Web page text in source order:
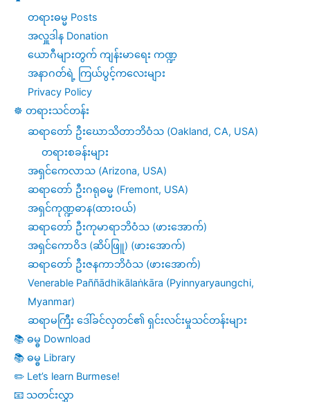
တရားဓမ္မ Posts
အလှူဒါန Donation
ယောဂီများတွက် ကျန်းမာရေး ကဏ္ဍ
အနာဂတ်ရဲ့ ကြယ်ပွင့်ကလေးများ
Privacy Policy
☸️ တရားသင်တန်း
ဆရာတော် ဦးဃောသိတာဘိဝံသ (Oakland, CA, USA)
တရားစခန်းများ
အရှင်ကေလာသ (Arizona, USA)
ဆရာတော် ဦးဂရုဓမ္မ (Fremont, USA)
အရှင်ကုဏ္ဍဓာန(ထားဝယ်)
ဆရာတော် ဦးကုမာရာဘိဝံသ (ဖားအောက်)
အရှင်ကောဝိဒ (ဆိပ်ဖြူ) (ဖားအောက်)
ဆရာတော် ဦးဇနကာဘိဝံသ (ဖားအောက်)
Venerable Paññādhikālaṅkāra (Pyinnyaryaungchi,
Myanmar)
ဆရာမကြီး ဒေါ်ခင်လှတင်၏ ရှင်းလင်းမှုသင်တန်းများ
📚 ဓမ္ဓ Download
📚 ဓမ္ဓ Library
✏️ Let’s learn Burmese!
📧 သတင်းလွှာ